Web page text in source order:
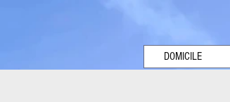
DOMICILE